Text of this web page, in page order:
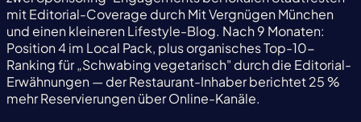
mit Editorial-Coverage durch Mit Vergnügen München
und einen kleineren Lifestyle-Blog. Nach 9 Monaten:
Position 4 im Local Pack, plus organisches Top-10-
Ranking für „Schwabing vegetarisch" durch die Editorial-
Erwähnungen — der Restaurant-Inhaber berichtet 25 %
mehr Reservierungen über Online-Kanäle.